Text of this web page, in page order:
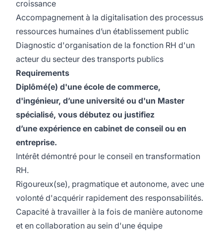
croissance
Accompagnement à la digitalisation des processus
ressources humaines d’un établissement public
Diagnostic d'organisation de la fonction RH d'un
acteur du secteur des transports publics
Requirements
Diplômé(e) d'une école de commerce,
d'ingénieur, d’une université ou d'un Master
spécialisé, vous débutez ou justifiez
d’une expérience en cabinet de conseil ou en
entreprise.
Intérêt démontré pour le conseil en transformation
RH.
Rigoureux(se), pragmatique et autonome, avec une
volonté d'acquérir rapidement des responsabilités.
Capacité à travailler à la fois de manière autonome
et en collaboration au sein d'une équipe